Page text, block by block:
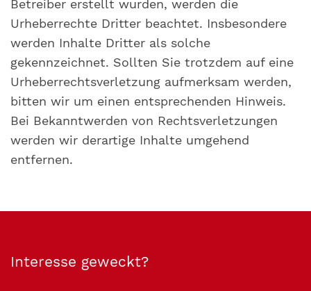
Betreiber erstellt wurden, werden die
Urheberrechte Dritter beachtet. Insbesondere
werden Inhalte Dritter als solche
gekennzeichnet. Sollten Sie trotzdem auf eine
Urheberrechtsverletzung aufmerksam werden,
bitten wir um einen entsprechenden Hinweis.
Bei Bekanntwerden von Rechtsverletzungen
werden wir derartige Inhalte umgehend
entfernen.
Interesse geweckt?